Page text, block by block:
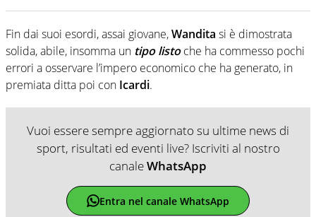
Fin dai suoi esordi, assai giovane,Wandita si è dimostrata
solida, abile, insomma un tipo listoche ha commesso pochi
errori a osservare l’impero economico che ha generato, in
premiata ditta poi con Icardi.
Vuoi essere sempre aggiornato su ultime news di
sport, risultati ed eventi live? Iscriviti al nostro
canaleWhatsApp
Entra nel canale WhatsApp